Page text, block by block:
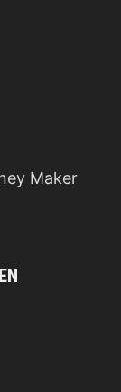
Maker